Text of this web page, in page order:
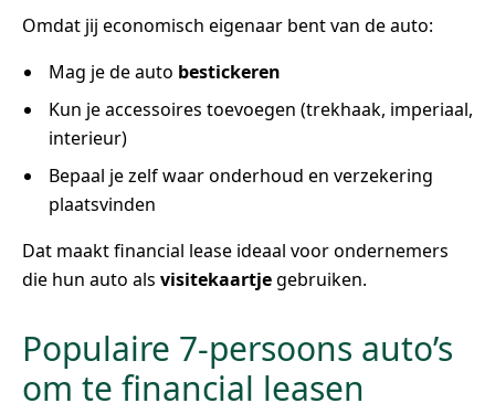
Omdat jij economisch eigenaar bent van de auto:
Mag je de auto bestickeren
Kun je accessoires toevoegen (trekhaak, imperiaal,
interieur)
Bepaal je zelf waar onderhoud en verzekering
plaatsvinden
Dat maakt financial lease ideaal voor ondernemers
die hun auto als visitekaartjegebruiken.
Populaire 7-persoons auto’s
om te financial leasen